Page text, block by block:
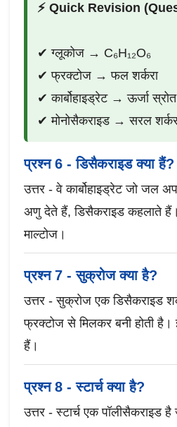
⚡ Quick Revision
✔ ग्लूकोज → C₆H₁₂O₆
✔ फ्रक्टोज → फल शर्करा
✔ कार्बोहाइड्रेट → ऊर्जा स्रोत
✔ मोनोसैकराइड → सरल
प्रश्न 6 - डिसैकराइड क्या हैं?
उत्तर - वे कार्बोहाइड्रेट जो जल
अणु देते हैं, डिसैकराइड कहलाते
माल्टोज।
प्रश्न 7 - सुक्रोज क्या है?
उत्तर - सुक्रोज एक डिसैकराइड
फ्रक्टोज से मिलकर बनी होती है।
हैं।
प्रश्न 8 - स्टार्च क्या है?
उत्तर - स्टार्च एक पॉलीसैकराइड